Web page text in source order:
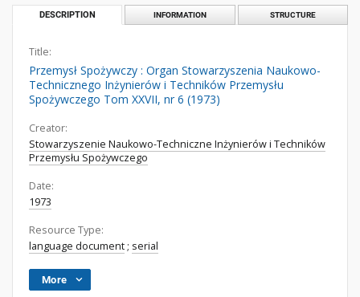
DESCRIPTION INFORMATION STRUCTURE
Title:
Przemysł Spożywczy : Organ Stowarzyszenia Naukowo-
Technicznego Inżynierów i Techników Przemysłu
Spożywczego Tom XXVII, nr 6 (1973)
Creator:
Stowarzyszenie Naukowo-Techniczne Inżynierów i Techników
Przemysłu Spożywczego
Date:
1973
Resource Type:
language document ; serial
More